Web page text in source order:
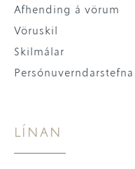
Afhending á vörum
Vöruskil
Skilmálar
Persónuverndarstefna
LÍNAN